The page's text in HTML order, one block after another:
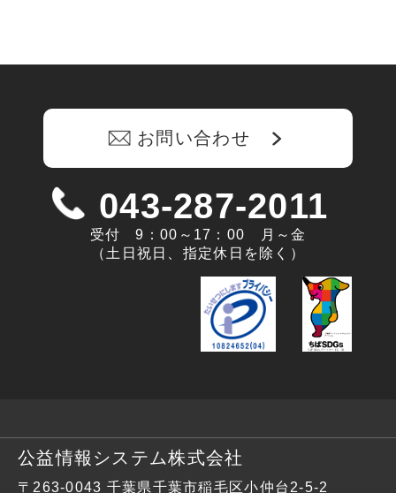
お問い合わせ
043-287-2011
受付 9：00～17：00 月～金
（土日祝日、指定休日を除く）
公益情報システム株式会社
〒263-0043 千葉県千葉市稲毛区小仲台2-5-2